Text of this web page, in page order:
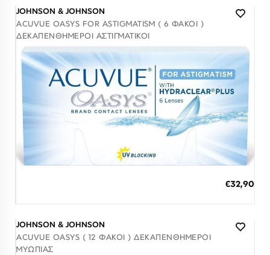
JOHNSON & JOHNSON
ACUVUE OASYS FOR ASTIGMATISM ( 6 ΦΑΚΟΊ )
ΔΕΚΑΠΕΝΘΉΜΕΡΟΙ ΑΣΤΙΓΜΑΤΙΚΟΊ
€32,90
έως 30 Ημέρες
JOHNSON & JOHNSON
ACUVUE OASYS ( 12 ΦΑΚΟΊ ) ΔΕΚΑΠΕΝΘΉΜΕΡΟΙ
ΜΥΩΠΊΑΣ